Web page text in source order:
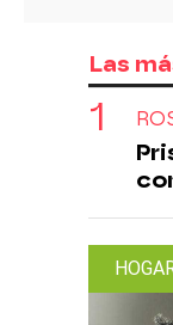
Las